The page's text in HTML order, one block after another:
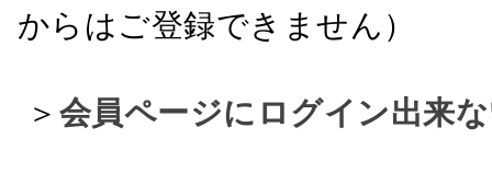
からはご登録できません）
＞ 会員ページにログイン出来